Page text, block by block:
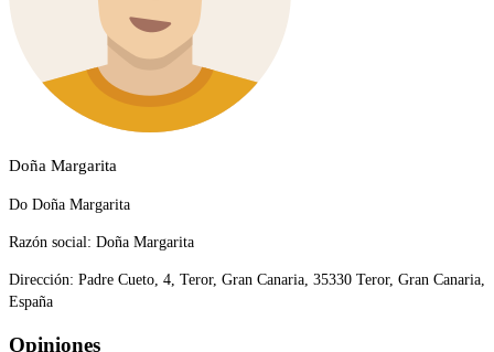
Doña Margarita
Do Doña Margarita
Razón social: Doña Margarita
Dirección: Padre Cueto, 4, Teror, Gran Canaria, 35330 Teror, Gran Canaria,
España
Opiniones